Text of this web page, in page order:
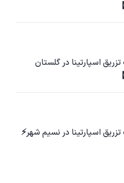
اسپارتینا در گلستان
اسپارتینا در نسیم شهر⚡